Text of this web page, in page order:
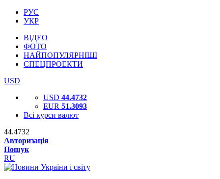
РУС
УКР
ВІДЕО
ФОТО
НАЙПОПУЛЯРНІШІ
СПЕЦПРОЕКТИ
USD
USD 44.4732
EUR 51.3093
Всі курси валют
44.4732
Авторизація
Пошук
RU